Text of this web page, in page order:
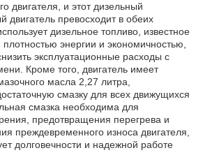
установка
генераторная установка
двигателя, и этот дизельный
превосходит в обеих
дизельное топливо, известное
энергии и экономичностью,
эксплуатационные расходы с
Кроме того, двигатель имеет
масла 2,27 литра,
смазку для всех движущихся
смазка необходима для
предотвращения перегрева и
преждевременного износа двигателя,
долговечности и надежной работе